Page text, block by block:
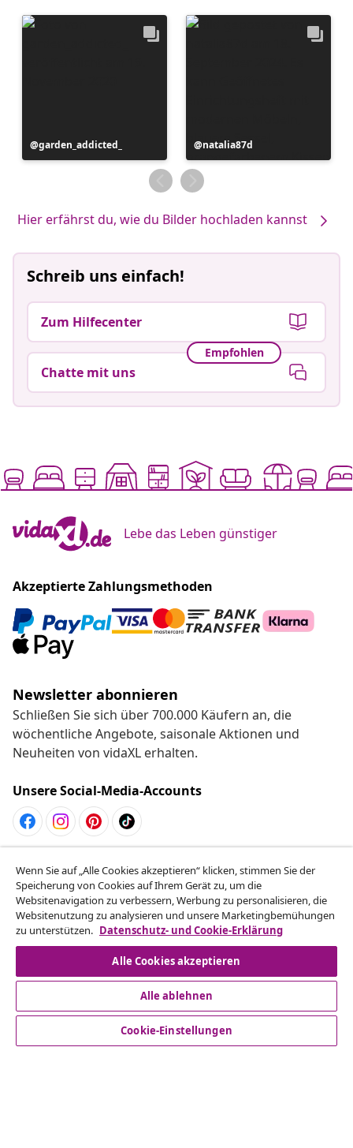
Beitrag
veröffentlicht
garden_addicted_
Beitrag
veröffentlicht
von
natalia87d
Hier erfährst du, wie du Bilder hochladen kannst
Schreib uns einfach!
Zum Hilfecenter
Empfohlen
Chatte mit uns
Lebe das Leben günstiger
Akzeptierte Zahlungsmethoden
Newsletter abonnieren
Schließen Sie sich über 700.000 Käufern an, die
wöchentliche Angebote, saisonale Aktionen und
Neuheiten von vidaXL erhalten.
Unsere Social-Media-Accounts
Vom Vertrag zurücktreten
Reiche einen Widerrufsantrag für deine Bestellung
ein.
Vom Vertrag zurücktreten
Kundenservice
Wenn Sie auf „Alle Cookies akzeptieren“ klicken, stimmen Sie der
Speicherung von Cookies auf Ihrem Gerät zu, um die
Websitenavigation zu verbessern, Werbung zu personalisieren, die
Websitenutzung zu analysieren und unsere Marketingbemühungen
zu unterstützen. Datenschutz- und Cookie-Erklärung
Alle Cookies akzeptieren
Alle ablehnen
Cookie-Einstellungen